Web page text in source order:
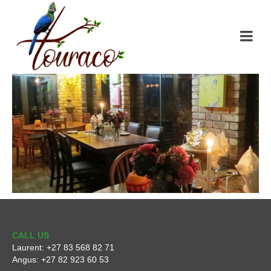
CALL US
Laurent: +27 83 568 82 71
Angus: +27 82 923 60 53